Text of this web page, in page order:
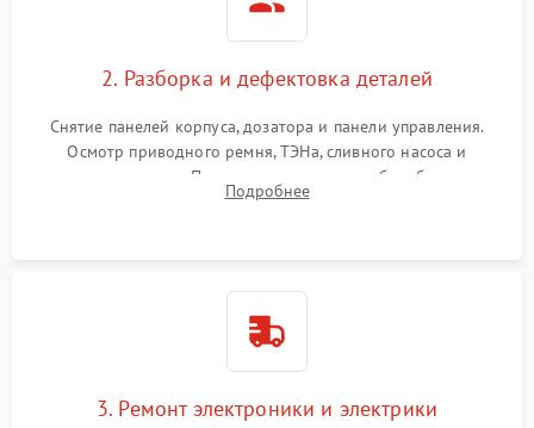
2. Разборка и дефектовка деталей
Снятие панелей корпуса, дозатора и панели управления.
Осмотр приводного ремня, ТЭНа, сливного насоса и
амортизаторов. Проверка подшипников барабана и
крестовины на износ, а манжеты люка на разрывы.
Подробнее
3. Ремонт электроники и электрики